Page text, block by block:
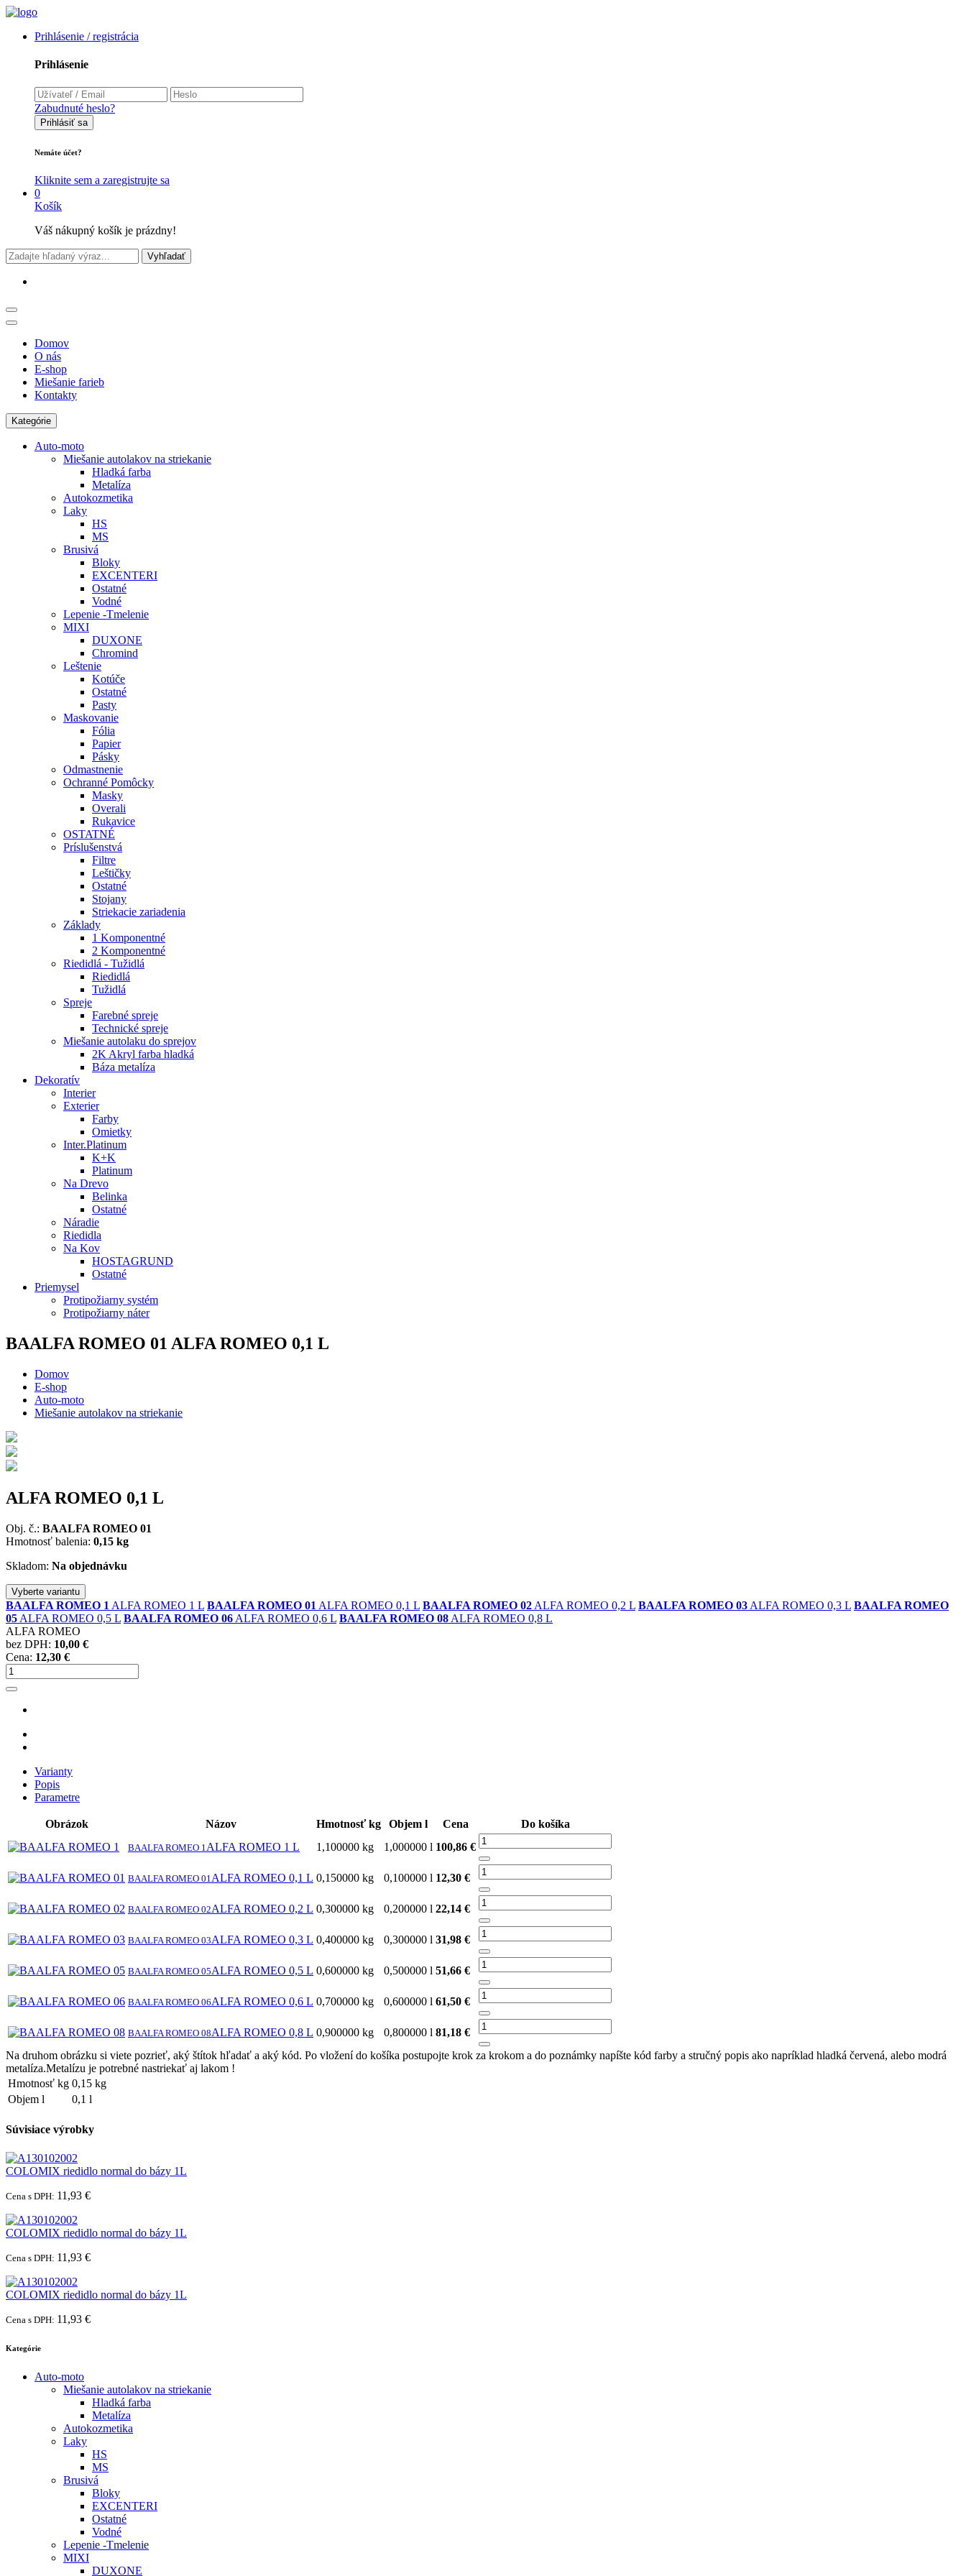
Prihlásenie / registrácia
Prihlásenie
Zabudnuté heslo?
Prihlásiť sa
Nemáte účet?
Kliknite sem a zaregistrujte sa
0
Košík
Váš nákupný košík je prázdny!
Vyhľadať
Domov
O nás
E-shop
Miešanie farieb
Kontakty
Kategórie
Auto-moto
Miešanie autolakov na striekanie
Hladká farba
Metalíza
Autokozmetika
Laky
HS
MS
Brusivá
Bloky
EXCENTERI
Ostatné
Vodné
Lepenie -Tmelenie
MIXI
DUXONE
Chromind
Leštenie
Kotúče
Ostatné
Pasty
Maskovanie
Fólia
Papier
Pásky
Odmastnenie
Ochranné Pomôcky
Masky
Overali
Rukavice
OSTATNÉ
Príslušenstvá
Filtre
Leštičky
Ostatné
Stojany
Striekacie zariadenia
Základy
1 Komponentné
2 Komponentné
Riedidlá - Tužidlá
Riedidlá
Tužidlá
Spreje
Farebné spreje
Technické spreje
Miešanie autolaku do sprejov
2K Akryl farba hladká
Báza metalíza
Dekoratív
Interier
Exterier
Farby
Omietky
Inter.Platinum
K+K
Platinum
Na Drevo
Belinka
Ostatné
Náradie
Riedidla
Na Kov
HOSTAGRUND
Ostatné
Priemysel
Protipožiarny systém
Protipožiarny náter
BAALFA ROMEO 01 ALFA ROMEO 0,1 L
Domov
E-shop
Auto-moto
Miešanie autolakov na striekanie
ALFA ROMEO 0,1 L
Obj. č.: BAALFA ROMEO 01
Hmotnosť balenia: 0,15 kg
Skladom: Na objednávku
Vyberte variantu
BAALFA ROMEO 1 ALFA ROMEO 1 L BAALFA ROMEO 01 ALFA ROMEO 0,1 L BAALFA ROMEO 02 ALFA ROMEO 0,2 L BAALFA ROMEO 03 ALFA ROMEO 0,3 L BAALFA ROMEO
05 ALFA ROMEO 0,5 L BAALFA ROMEO 06 ALFA ROMEO 0,6 L BAALFA ROMEO 08 ALFA ROMEO 0,8 L
ALFA ROMEO
bez DPH: 10,00 €
Cena: 12,30 €
Varianty
Popis
Parametre
Obrázok Názov Hmotnosť kg Objem l Cena Do košíka
BAALFA ROMEO 1ALFA ROMEO 1 L 1,100000 kg 1,000000 l 100,86 €
BAALFA ROMEO 01ALFA ROMEO 0,1 L 0,150000 kg 0,100000 l 12,30 €
BAALFA ROMEO 02ALFA ROMEO 0,2 L 0,300000 kg 0,200000 l 22,14 €
BAALFA ROMEO 03ALFA ROMEO 0,3 L 0,400000 kg 0,300000 l 31,98 €
BAALFA ROMEO 05ALFA ROMEO 0,5 L 0,600000 kg 0,500000 l 51,66 €
BAALFA ROMEO 06ALFA ROMEO 0,6 L 0,700000 kg 0,600000 l 61,50 €
BAALFA ROMEO 08ALFA ROMEO 0,8 L 0,900000 kg 0,800000 l 81,18 €
Na druhom obrázku si viete pozrieť, aký štítok hľadať a aký kód. Po vložení do košíka postupojte krok za krokom a do poznámky napíšte kód farby a stručný popis ako napríklad hladká červená, alebo modrá
metalíza.Metalízu je potrebné nastriekať aj lakom !
Hmotnosť kg 0,15 kg
Objem l
0,1 l
Súvisiace výrobky
COLOMIX riedidlo normal do bázy 1L
Cena s DPH: 11,93 €
COLOMIX riedidlo normal do bázy 1L
Cena s DPH: 11,93 €
COLOMIX riedidlo normal do bázy 1L
Cena s DPH: 11,93 €
Kategórie
Auto-moto
Miešanie autolakov na striekanie
Hladká farba
Metalíza
Autokozmetika
Laky
HS
MS
Brusivá
Bloky
EXCENTERI
Ostatné
Vodné
Lepenie -Tmelenie
MIXI
DUXONE